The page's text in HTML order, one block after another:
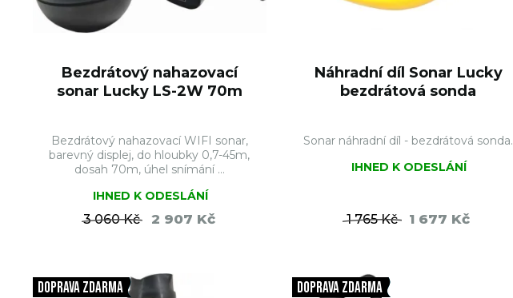
Bezdrátový nahazovací
sonar Lucky LS-2W 70m
Bezdrátový nahazovací WIFI sonar,
barevný displej, do hloubky 0,7-45m,
dosah 70m, úhel snímání ...
IHNED K ODESLÁNÍ
3 060 Kč 2 907 Kč
Náhradní díl Sonar Lucky
bezdrátová sonda
Sonar náhradní díl - bezdrátová sonda.
IHNED K ODESLÁNÍ
1 765 Kč 1 677 Kč
DOPRAVA ZDARMA
DOPRAVA ZDARMA